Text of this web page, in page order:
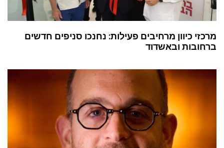
מרכזי כיוון מרחיבים פעילות: נחנכו סניפים חדשים
ברחובות ובאשדוד